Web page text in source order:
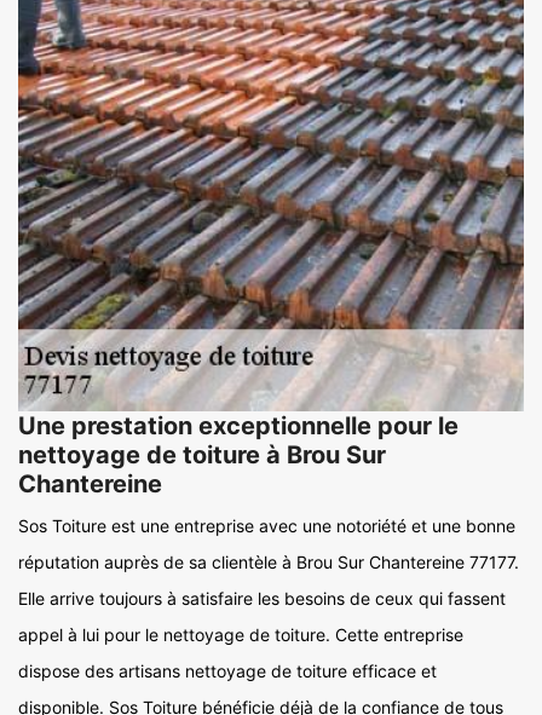
Une prestation exceptionnelle pour le
nettoyage de toiture à Brou Sur
Chantereine
Sos Toiture est une entreprise avec une notoriété et une bonne
réputation auprès de sa clientèle à Brou Sur Chantereine 77177.
Elle arrive toujours à satisfaire les besoins de ceux qui fassent
appel à lui pour le nettoyage de toiture. Cette entreprise
dispose des artisans nettoyage de toiture efficace et
disponible. Sos Toiture bénéficie déjà de la confiance de tous